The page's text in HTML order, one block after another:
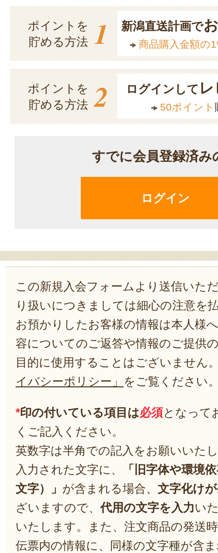
ポイントを
貯める方法 1 新潟直送計画で
商品購入金額の
ポイントを
貯める方法 2 ログインして
50ポイント
すでに会員登録済み
ログイン
この新規入会フォームより送信いた
り扱いにつきましては細心の注意を
お預かりしたお客様の情報は本人様
容についてのご返答や情報のご提供
目的に使用することはございません
イバシーポリシー」 をご覧ください
*印の付いている項目は必須となって
くご記入ください。
英数字は半角での記入をお願いいた
入力された文字に、
「旧字体や環境
文字）」 が含まれる場合、 文字化け
ざいますので、代用の文字を入力い
いたします。また、注文商品の発送
伝票内の情報に、同様の文字種が含